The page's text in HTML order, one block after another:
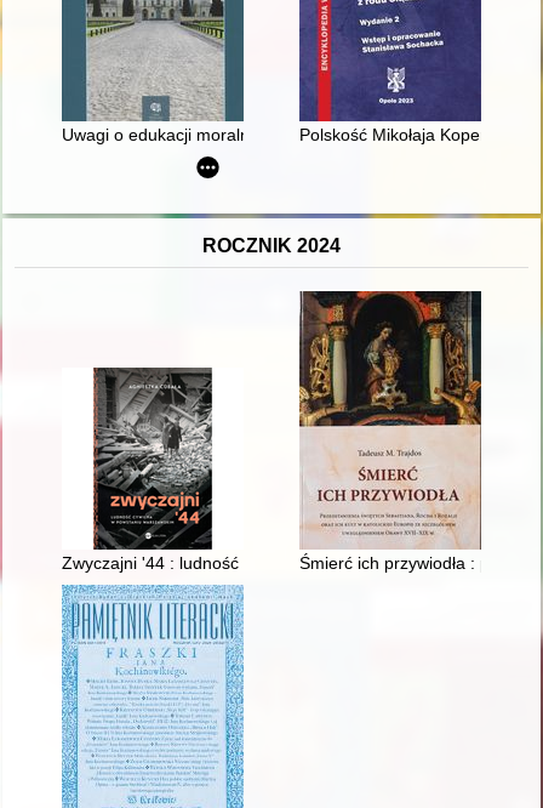
Uwagi o edukacji moralnej synów szlacheckich w XVI-
Polskość Mikołaja Kopernika z
ROCZNIK 2024
Zwyczajni '44 : ludność cywilna w powstaniu warszawskim
Śmierć ich przywiodła :